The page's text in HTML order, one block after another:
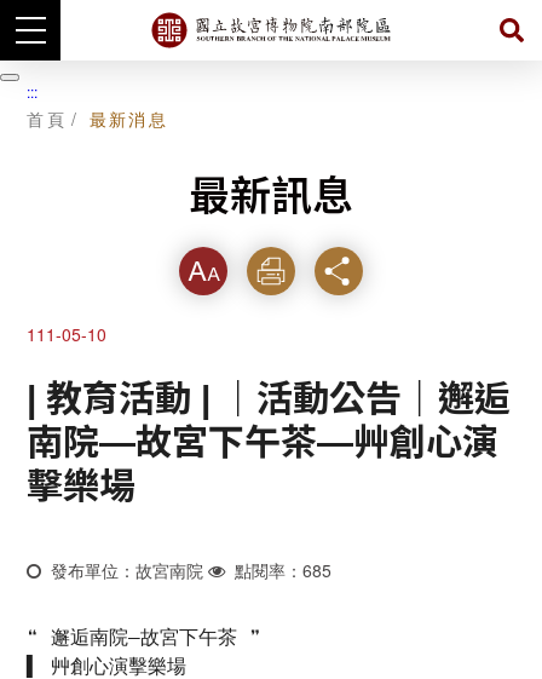
跳
到
暫
停
:::
首頁 最新消息
最新訊息
字級 列印 分享
111-05-10
| 教育活動 | ｜活動公告｜邂逅
南院—故宮下午茶—艸創心演
擊樂場
發布單位：故宮南院 點閱率：685
❝ 邂逅南院—故宮下午茶 ❞
▌ 艸創心演擊樂場